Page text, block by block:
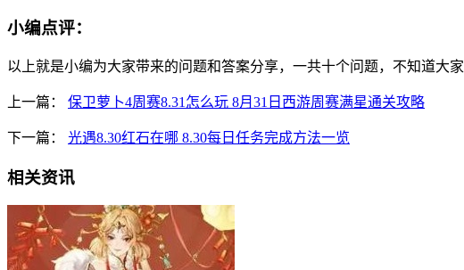
小编点评：
以上就是小编为大家带来的问题和答案分享，一共十个问题，不知道大
上一篇： 保卫萝卜4周赛8.31怎么玩 8月31日西游周赛满星通关攻略
下一篇： 光遇8.30红石在哪 8.30每日任务完成方法一览
相关资讯